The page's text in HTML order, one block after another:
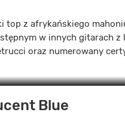
top z afrykańskiego
w innych gitarach
oraz numerowany
Blue